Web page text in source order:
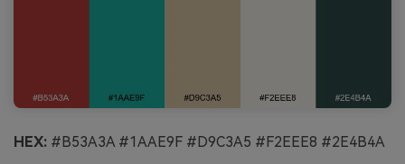
HEX: #B53A3A #1AAE9F #D9C3A5 #F2EEE8 #2E4B4A